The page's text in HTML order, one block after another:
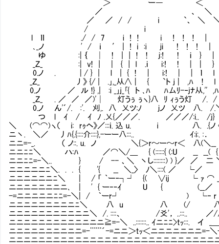
＞ ー― ＜ ＼人_
／ 、 ＼ ）
／ ／ / / i `、 ＼ ＼ ＜
/ i V ） つ
l ｌｌ ./ / 7 i ! ! i ! ! ! | ‘，
､_ノ ' / ｉ ′ | ! i :i ji ! ! ! | ；
ゆ :| ｛ │ ! | | ! ! j:! ! ｉ } | i!
_Ｚ_ :| v! | | { | l .ｉ i:! ! | | } !
0.ノ . | / } | l | { ! | i:! | | ｌ l ! 、
_Ｚ_ 丿》 {/ | .｣,_从∧ | { `ト j | ,ﾊ ! l
0.ノ ／ ル !} ,| :i _｣j_｢{ ト ､ﾊ ﾊ厶ﾘ-‐jﾅ从,'' ,ﾊﾉ
_Ｚ_ . ／ ／ ／)'│ Ⅳ灯うぅ ぅヽ}八 ﾘ ｨぅう灯Ⅵ /. /
0.ノ ん'´/. :'. 刈,. 八 乂ツ:ﾉ jノ 乂ツ 八. /.＼
つ l ｲ / ｲ ﾉ .乂{／／／. ／／／/:i.. /j} )'
＼ (⌒⌒) ヽ（ i: rｩヘ》／:::ｉ. 込 u. i 八.
ニ丶. ＼／ 丿ﾊ{.{::::介::::},-ーー八:::.. ｲ:i:. :
ニニ=-_. （ ノ::. u. ノ ＼{＞r～ー～r＜
ニニﾆﾆ＼ ハ:ﾊ ／⌒＼/＿ { (::::::{ (:U __
ニニﾆﾆ=-＼.. } / -- 、＼ 丶し::::::::) ) }／
ニニニニニﾆ＼. . . { '{ __ ＼_〉 ﾉ＼::::( ／
ニニニニニニﾆ＼ | / 「 ｀ー‐┐┘ {( ∨ij └ ｧ ⌒ __
ニニニニニニニニ､ | ' { ー‐‐ｲ U { (__／
-=ニニニニニﾆﾆ=-＼| / ｀ーr┘ ) └‐ r ＾ }...
ニニニニニニニニニﾆ＼ 八 u 八 (/ 八⌒ ／
ニニニニニニニニニニニ＼ /. ::::、 /爻'， ..:::.. ／/∧
ニニニニニニニニニニニニニ≧=-＼ ..:::::::.. ｲニﾆﾆ>tｯ:::. イ _
ニニニニニニニニニニ=-¨¨¨´-=ニニ＞tｯ＜ニニニニニニニ=-
ニニニニニニニニニニニニニニニニニニニニニニニニニニニニ